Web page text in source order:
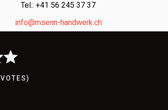
Tel.: +41 56 245 37 37
info@msenn-handwerk.ch
VOTES)